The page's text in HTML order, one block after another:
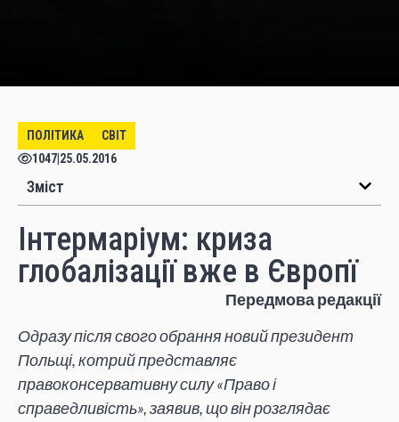
ПОЛІТИКА
СВІТ
1047 25.05.2016
Зміст
Інтермаріум: криза
глобалізації вже в Європї
Передмова редакції
Одразу після свого обрання новий президент
Польщі, котрий представляє
правоконсервативну силу «Право і
справедливість», заявив, що він розглядає